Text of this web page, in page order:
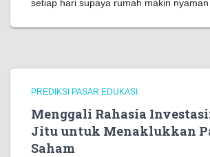
setiap hari supaya rumah makin
PREDIKSI PASAR EDUKASI
Menggali Rahasia
Jitu untuk Menaklukkan
Saham